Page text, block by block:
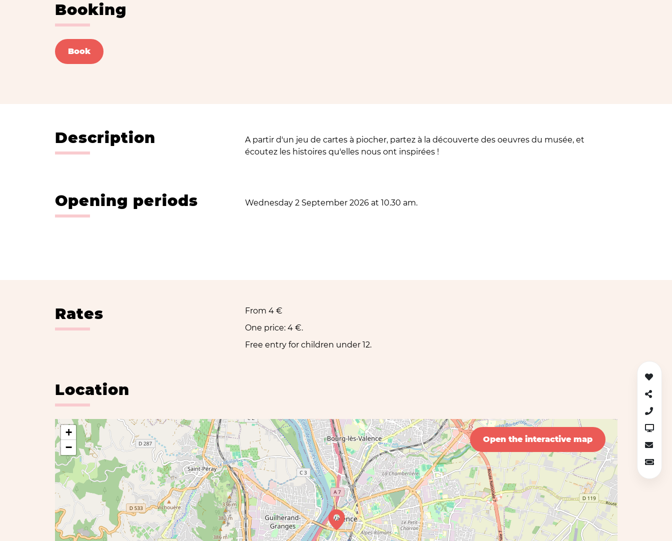
Booking
Book
Description
A partir d'un jeu de cartes à piocher, partez à la découverte des oeuvres du musée, et
écoutez les histoires qu'elles nous ont inspirées !
Opening periods Wednesday 2 September 2026 at 10.30 am.
Rates From 4 €
One price: 4 €.
Free entry for children under 12.
Location
Open the interactive map
+
−